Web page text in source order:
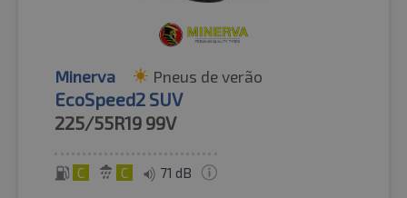
Minerva Pneus de verão
EcoSpeed2 SUV
225/55R19 99V
C C 71 dB